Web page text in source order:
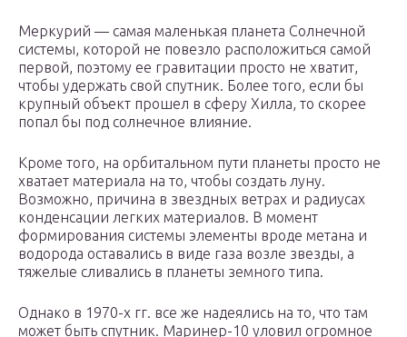
Меркурий — самая маленькая планета Солнечной
системы, которой не повезло расположиться самой
первой, поэтому ее гравитации просто не хватит,
чтобы удержать свой спутник. Более того, если бы
крупный объект прошел в сферу Хилла, то скорее
попал бы под солнечное влияние.
Кроме того, на орбитальном пути планеты просто не
хватает материала на то, чтобы создать луну.
Возможно, причина в звездных ветрах и радиусах
конденсации легких материалов. В момент
формирования системы элементы вроде метана и
водорода оставались в виде газа возле звезды, а
тяжелые сливались в планеты земного типа.
Однако в 1970-х гг. все же надеялись на то, что там
может быть спутник. Маринер-10 уловил огромное